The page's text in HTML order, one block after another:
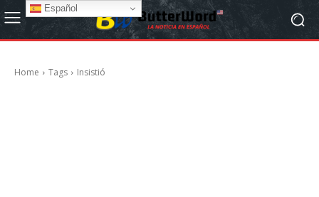
Home Tags Insistió
Español